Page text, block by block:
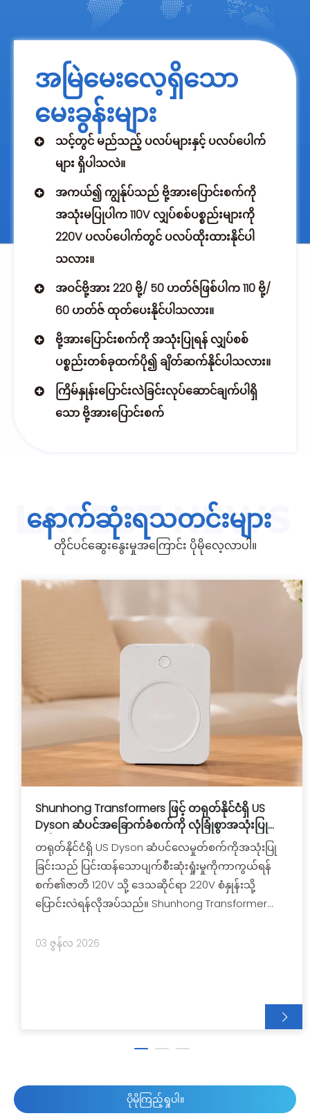
အမြဲမေးလေ့ရှိသော
မေးခွန်းများ
သင့်တွင် မည်သည့် ပလပ်များနှင့် ပလပ်ပေါက်
များ ရှိပါသလဲ။
အကယ်၍ ကျွန်ုပ်သည် ဗို့အားပြောင်းစက်ကို
အသုံးမပြုပါက 110V လျှပ်စစ်ပစ္စည်းများကို
220V ပလပ်ပေါက်တွင် ပလပ်ထိုးထားနိုင်ပါ
သလား။
အဝင်ဗို့အား 220 ဗို့/ 50 ဟတ်ဇ်ဖြစ်ပါက 110 ဗို့/
60 ဟတ်ဇ် ထုတ်ပေးနိုင်ပါသလား။
ဗို့အားပြောင်းစက်ကို အသုံးပြုရန် လျှပ်စစ်
ပစ္စည်းတစ်ခုထက်ပို၍ ချိတ်ဆက်နိုင်ပါသလား။
ကြိမ်နှုန်းပြောင်းလဲခြင်းလုပ်ဆောင်ချက်ပါရှိ
သော ဗို့အားပြောင်းစက်
နောက်ဆုံးရသတင်းများ
တိုင်ပင်ဆွေးနွေးမှုအကြောင်း ပိုမိုလေ့လာပါ။
Shunhong Transformers ဖြင့် တရုတ်နိုင်ငံရှိ US
Dyson ဆံပင်အခြောက်ခံစက်ကို လုံခြုံစွာအသုံးပြု
နည်း
တရုတ်နိုင်ငံရှိ US Dyson ဆံပင်လေမှုတ်စက်ကိုအသုံးပြု
ခြင်းသည် ပြင်းထန်သောပျက်စီးဆုံးရှုံးမှုကိုကာကွယ်ရန်
စက်၏ဇာတိ 120V သို့ ဒေသဆိုင်ရာ 220V စံနှုန်းသို့
ပြောင်းလဲရန်လိုအပ်သည်။ Shunhong Transformer
သော ဖြေရှင်းချက်တစ်ခု ပေးစွမ်းပြီး ဝပ်အားမြင့်သော ပုံစံ
သည် ခေတ်မီအိမ်တွင်းအလှဆင်မှုကို ဖြည့်ဆည်းပေးသည့်
၎င်း၏ဆန်းသစ်သော dual-output ဒီဇိုင်းသည် 110V
(ဂျပန်ပစ္စည်းများအတွက်) နှစ်မျိုးလုံးကို ပံ့ပိုးပေး
သောကြောင့် နိုင်ငံတကာသုံးပစ္စည်းများအတွက် စွယ်စုံရနှင့်
03 ဇွန်လ 2026
ပိုမိုကြည့်ရှုပါ။